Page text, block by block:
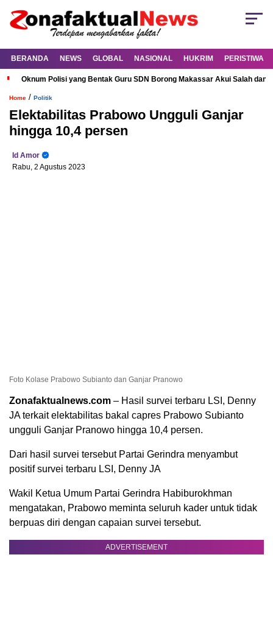
BERANDA NEWS GLOBAL NASIONAL HUKRIM PERISTIWA
Oknum Polisi yang Bentak Guru SDN Borong Makassar Akui Salah dan
Home / Politik
Elektabilitas Prabowo Ungguli Ganjar
hingga 10,4 persen
Id Amor
Rabu, 2 Agustus 2023
Foto Kolase Prabowo Subianto dan Ganjar Pranowo
Zonafaktualnews.com – Hasil survei terbaru LSI, Denny
JA terkait elektabilitas bakal capres Prabowo Subianto
ungguli Ganjar Pranowo hingga 10,4 persen.
Dari hasil survei tersebut Partai Gerindra menyambut
positif survei terbaru LSI, Denny JA
Wakil Ketua Umum Partai Gerindra Habiburokhman
mengatakan, Prabowo meminta seluruh kader untuk tidak
berpuas diri dengan capaian survei tersebut.
ADVERTISEMENT